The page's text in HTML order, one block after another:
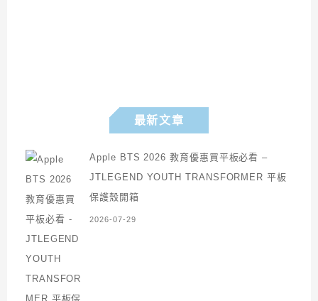
最新文章
Apple BTS 2026 教育優惠買平板必看 –
JTLEGEND YOUTH TRANSFORMER 平板
保護殼開箱
2026-07-29